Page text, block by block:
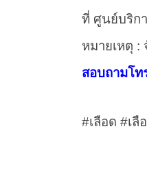
ที่ ศูนย์บริก
หมายเหตุ :
สอบถามโท
#เลือด #เลื